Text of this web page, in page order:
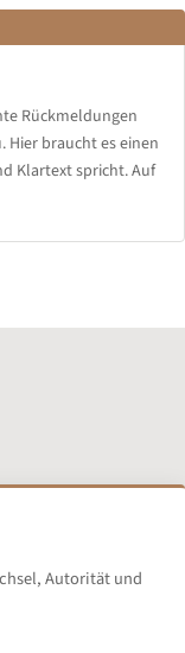
Rückmeldungen
Hier braucht es einen
Klartext spricht. Auf
Autorität und